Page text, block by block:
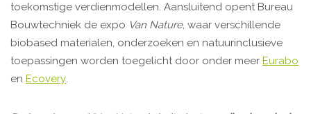
toekomstige verdienmodellen. Aansluitend opent Bureau
Bouwtechniek de expo Van Nature, waar verschillende
biobased materialen, onderzoeken en natuurinclusieve
toepassingen worden toegelicht door onder meer Eurabo
en Ecovery.